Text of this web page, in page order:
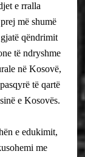
e rralla
më shumë
qëndrimit
të ndryshme
në Kosovë,
të qartë
e Kosovës.
e edukimit,
me